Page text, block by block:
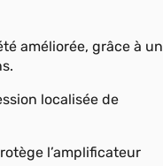
améliorée, grâce à un
localisée de
l’amplificateur